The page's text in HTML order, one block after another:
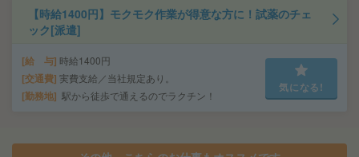
【時給1400円】モクモク作業が得意な方に！試薬のチェ
ック[派遣]
給 与 時給1400円
交通費 実費支給／当社規定あり。
勤務地 駅から徒歩で通えるのでラクチン！
気になる!